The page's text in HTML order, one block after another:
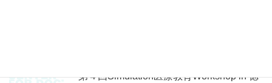
「第４回Simulation医療教育Workshop in 徳